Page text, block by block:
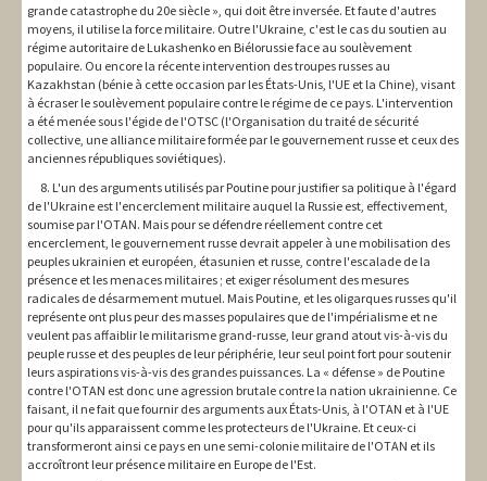
grande catastrophe du 20e siècle », qui doit être inversée. Et faute d'autres
moyens, il utilise la force militaire. Outre l'Ukraine, c'est le cas du soutien au
régime autoritaire de Lukashenko en Biélorussie face au soulèvement
populaire. Ou encore la récente intervention des troupes russes au
Kazakhstan (bénie à cette occasion par les États-Unis, l'UE et la Chine), visant
à écraser le soulèvement populaire contre le régime de ce pays. L'intervention
a été menée sous l'égide de l'OTSC (l'Organisation du traité de sécurité
collective, une alliance militaire formée par le gouvernement russe et ceux des
anciennes républiques soviétiques).
8. L'un des arguments utilisés par Poutine pour justifier sa politique à l'égard
de l'Ukraine est l'encerclement militaire auquel la Russie est, effectivement,
soumise par l'OTAN. Mais pour se défendre réellement contre cet
encerclement, le gouvernement russe devrait appeler à une mobilisation des
peuples ukrainien et européen, étasunien et russe, contre l'escalade de la
présence et les menaces militaires ; et exiger résolument des mesures
radicales de désarmement mutuel. Mais Poutine, et les oligarques russes qu'il
représente ont plus peur des masses populaires que de l'impérialisme et ne
veulent pas affaiblir le militarisme grand-russe, leur grand atout vis-à-vis du
peuple russe et des peuples de leur périphérie, leur seul point fort pour soutenir
leurs aspirations vis-à-vis des grandes puissances. La « défense » de Poutine
contre l'OTAN est donc une agression brutale contre la nation ukrainienne. Ce
faisant, il ne fait que fournir des arguments aux États-Unis, à l'OTAN et à l'UE
pour qu'ils apparaissent comme les protecteurs de l'Ukraine. Et ceux-ci
transformeront ainsi ce pays en une semi-colonie militaire de l'OTAN et ils
accroîtront leur présence militaire en Europe de l'Est.